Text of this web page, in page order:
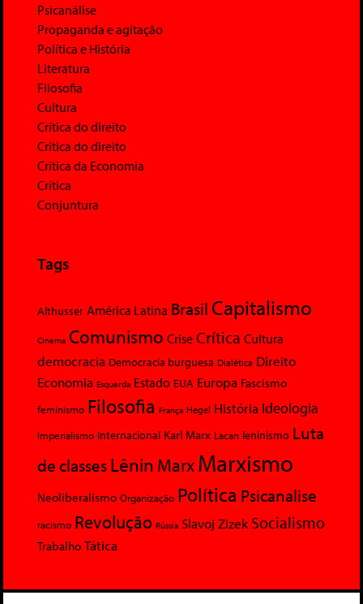
Psicanálise
Propaganda e agitação
Política e História
Literatura
Filosofia
Cultura
Crítica do direito
Crítica do direito
Crítica da Economia
Crítica
Conjuntura
Tags
Althusser América Latina Brasil Capitalismo
Cinema Comunismo Crise Crítica Cultura
democracia Democracia burguesa Dialética Direito
Economia Esquerda Estado EUA Europa Fascismo
feminismo Filosofia França Hegel História Ideologia
Imperialismo Internacional Karl Marx Lacan leninismo Luta
de classesLênin MarxMarxismo
Neoliberalismo Organização Política Psicanalise
racismo Revolução Rússia Slavoj Zizek Socialismo
Trabalho Tática